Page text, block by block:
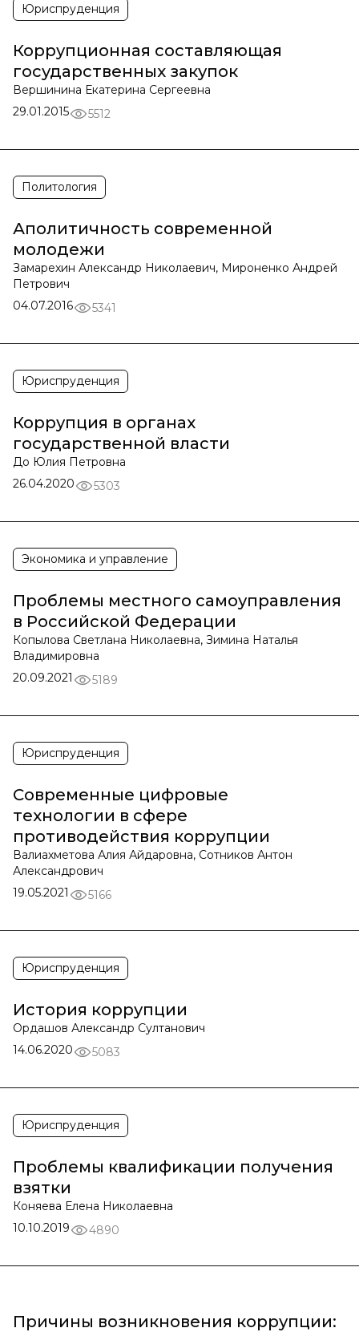
Юриспруденция
Коррупционная составляющая
государственных закупок
Вершинина Екатерина Сергеевна
29.01.2015
5512
Политология
Аполитичность современной
молодежи
Замарехин Александр Николаевич, Мироненко Андрей
Петрович
04.07.2016
5341
Юриспруденция
Коррупция в органах
государственной власти
До Юлия Петровна
26.04.2020
5303
Экономика и управление
Проблемы местного самоуправления
в Российской Федерации
Копылова Светлана Николаевна, Зимина Наталья
Владимировна
20.09.2021
5189
Юриспруденция
Современные цифровые
технологии в сфере
противодействия коррупции
Валиахметова Алия Айдаровна, Сотников Антон
Александрович
19.05.2021
5166
Юриспруденция
История коррупции
Ордашов Александр Султанович
14.06.2020
5083
Юриспруденция
Проблемы квалификации получения
взятки
Коняева Елена Николаевна
10.10.2019
4890
Причины возникновения коррупции: